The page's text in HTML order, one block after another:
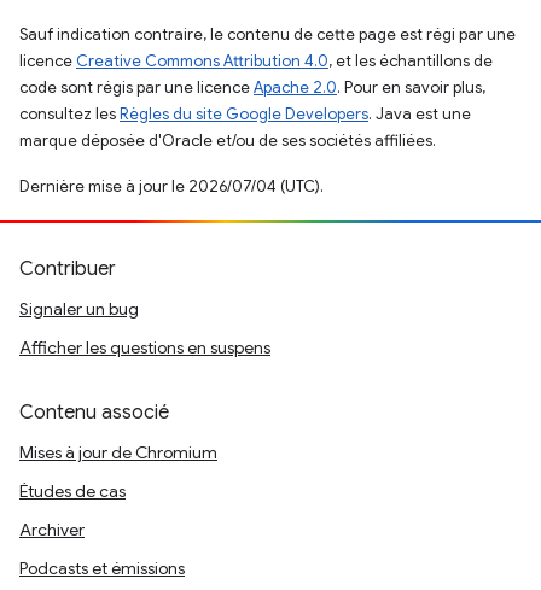
Sauf indication contraire, le contenu de cette page est régi par une
licence Creative Commons Attribution 4.0, et les échantillons de
code sont régis par une licenceApache 2.0. Pour en savoir plus,
consultez lesRègles du site Google Developers. Java est une
marque déposée d'Oracle et/ou de ses sociétés affiliées.
Dernière mise à jour le 2026/07/04 (UTC).
Contribuer
Signaler un bug
Afficher les questions en suspens
Contenu associé
Mises à jour de Chromium
Études de cas
Archiver
Podcasts et émissions